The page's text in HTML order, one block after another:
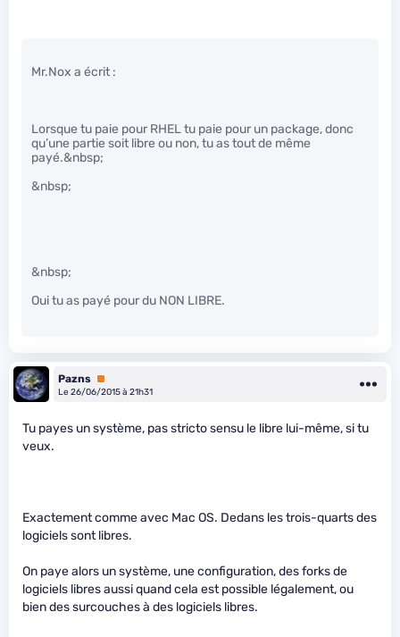
Mr.Nox a écrit :
Lorsque tu paie pour RHEL tu paie pour un package, donc
qu’une partie soit libre ou non, tu as tout de même
payé.&nbsp;
&nbsp;
&nbsp;
Oui tu as payé pour du NON LIBRE.
Pazns Premium
Le 26/06/2015 à 21h31
Tu payes un système, pas stricto sensu le libre lui-même, si tu
veux.
Exactement comme avec Mac OS. Dedans les trois-quarts des
logiciels sont libres.
On paye alors un système, une configuration, des forks de
logiciels libres aussi quand cela est possible légalement, ou
bien des surcouches à des logiciels libres.